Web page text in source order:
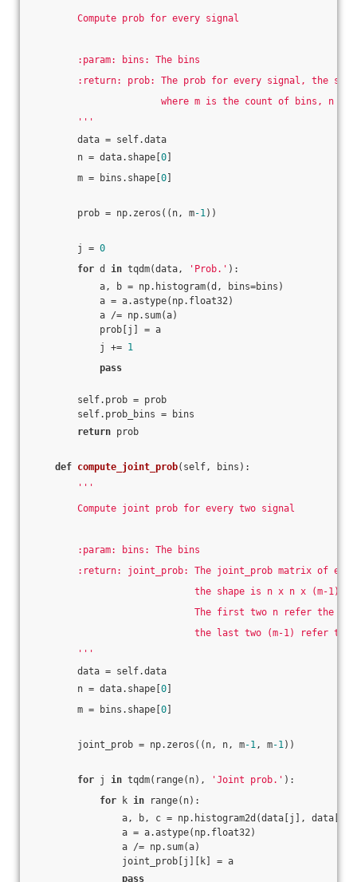
Compute prob for every signal
:param: bins: The bins
:return: prob: The prob for every signal, the shape
where m is the count of bins, n is the
'''
data = self.data
n = data.shape[ 0
m = bins.shape[ 0
prob = np.zeros((n, m-1))
j = 0
for d in tqdm(data, 'Prob.' ):
a, b = np.histogram(d, bins=bins)
a = a.astype(np.float32)
a /= np.sum(a)
prob[j] = a
j += 1
pass
self.prob = prob
self.prob_bins = bins
return prob
def compute_joint_prob(self, bins) :
'''
Compute joint prob for every two signal
:param: bins: The bins
:return: joint_prob: The joint_prob matrix of every
the shape is n x n x (m-1) x
The first two n refer the signal
the last two (m-1) refer the
'''
data = self.data
n = data.shape[ 0
m = bins.shape[ 0
joint_prob = np.zeros((n, n, m-1, m-1))
for j in tqdm(range(n), 'Joint prob.' ):
for k in range(n):
a, b, c = np.histogram2d(data[j], data[k],
a = a.astype(np.float32)
a /= np.sum(a)
joint_prob[j][k] = a
pass